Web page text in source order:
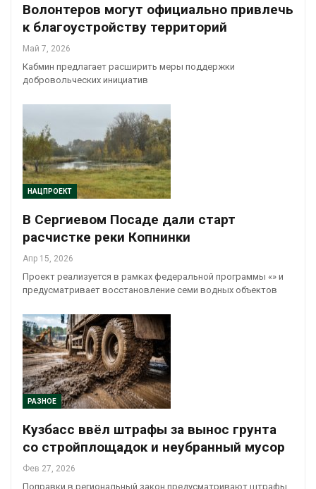
Волонтеров могут официально привлечь
к благоустройству территорий
Май 7, 2026
Кабмин предлагает расширить меры поддержки
добровольческих инициатив
НАЦПРОЕКТ
В Сергиевом Посаде дали старт
расчистке реки Копнинки
Апр 15, 2026
Проект реализуется в рамках федеральной программы «» и
предусматривает восстановление семи водных объектов
РАЗНОЕ
Кузбасс ввёл штрафы за вынос грунта
со стройплощадок и неубранный мусор
Фев 27, 2026
Поправки в региональный закон предусматривают штрафы